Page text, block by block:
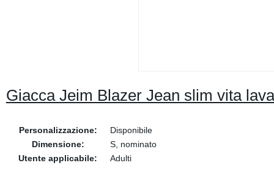
Giacca Jeim Blazer Jean slim vita
Personalizzazione:
Disponibile
Dimensione:
S, nominato
Utente applicabile:
Adulti